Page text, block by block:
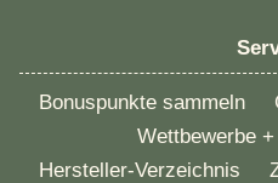
Bonuspunkte sammeln
Wettbewerbe
Hersteller-Verzeichnis